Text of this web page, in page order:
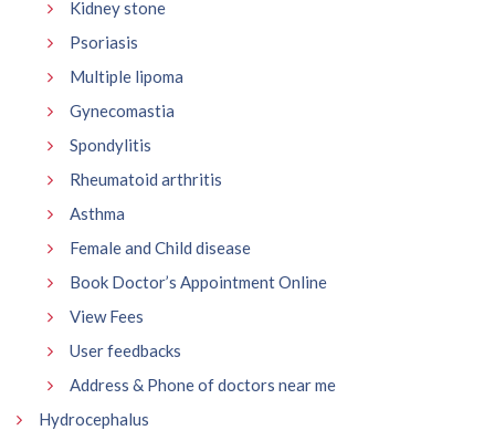
Kidney stone
Psoriasis
Multiple lipoma
Gynecomastia
Spondylitis
Rheumatoid arthritis
Asthma
Female and Child disease
Book Doctor’s Appointment Online
View Fees
User feedbacks
Address & Phone of doctors near me
Hydrocephalus